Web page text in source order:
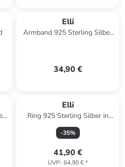
Elli
Armband 925 Sterling Silber
34,90 €
Elli
Ring 925 Sterling Silber in
Rosegold
-35%
41,90 €
UVP: 64,90 €*